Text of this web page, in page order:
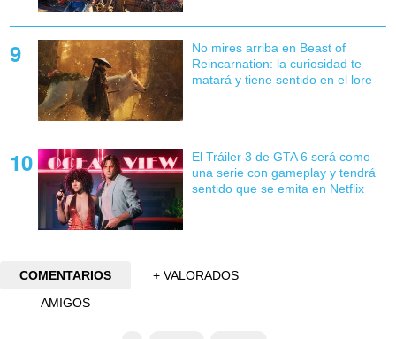
No mires arriba en Beast of
Reincarnation: la curiosidad te
matará y tiene sentido en el lore
El Tráiler 3 de GTA 6 será como
una serie con gameplay y tendrá
sentido que se emita en Netflix
COMENTARIOS
+ VALORADOS
AMIGOS